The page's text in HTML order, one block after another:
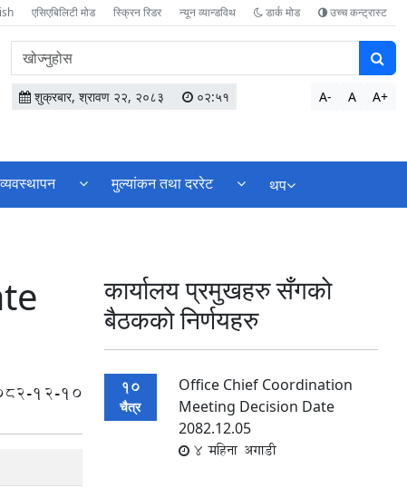
एसिएबिलिटी मोड स्क्रिन रिडर न्यून व्यान्डविथ डार्क मोड उच्च कन्ट्रास्ट
वेबसाइटमा
सामग्री
खोज्नुहोस
शुक्रबार, श्रावण २२, २०८३ ०२:५१ A- A A+
मुल्यांकन तथा दररेट थप
12-10
कार्यालय प्रमुखहरु सँगकाे
बैठककाे निर्णयहरु
10
चैत्र
Office Chief Coordination
Meeting Decision Date
2082.12.05
4 महिना अगाडी